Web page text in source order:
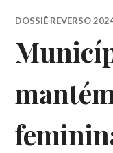
DOSSIÊ REVERSO